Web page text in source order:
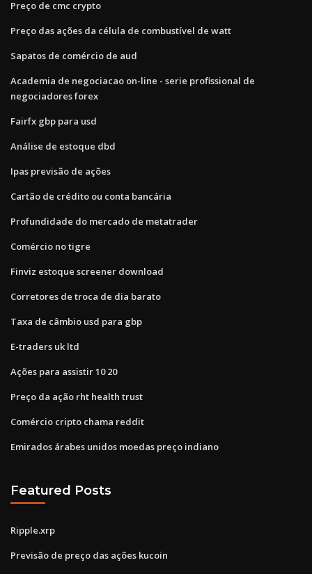
Preço de cmc crypto
Preço das ações da célula de combustível de watt
Sapatos de comércio de aud
Academia de negociacao on-line - serie profissional de
negociadores forex
Fairfx gbp para usd
Análise de estoque dbd
Ipas previsão de ações
Cartão de crédito ou conta bancária
Profundidade do mercado de metatrader
Comércio no tigre
Finviz estoque screener download
Corretores de troca de dia barato
Taxa de câmbio usd para gbp
E-traders uk ltd
Ações para assistir 10 20
Preço da ação rht health trust
Comércio cripto chama reddit
Emirados árabes unidos moedas preço indiano
Featured Posts
Ripple.xrp
Previsão de preço das ações kucoin